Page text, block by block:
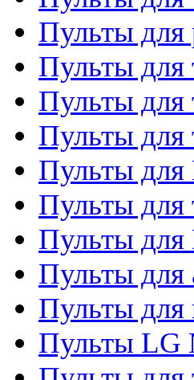
Пульты для
Пульты для
Пульты для
Пульты для
Пульты
Пульты для
Пульты
Пульты для
Пульты для
Пульты LG